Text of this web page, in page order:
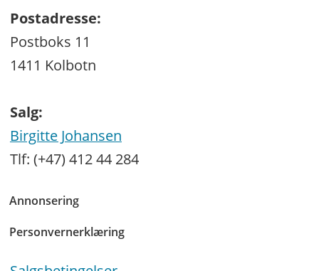
Postadresse:
Postboks 11
1411 Kolbotn
Salg:
Birgitte Johansen
Tlf: (+47) 412 44 284
Annonsering
Personvernerklæring